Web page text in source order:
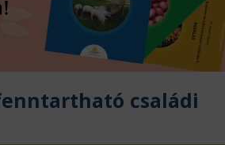
családi